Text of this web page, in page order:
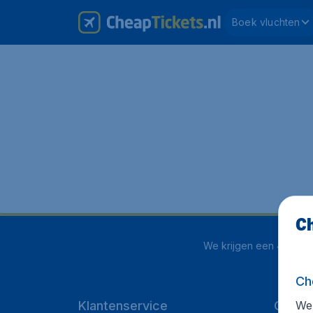
Boek vluchten
We krijgen een 4 uit 5
Klantenservice